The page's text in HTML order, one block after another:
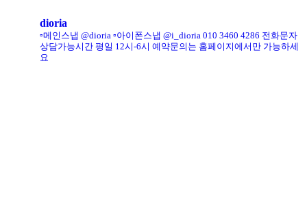
dioria
▫️메인스냅 @dioria ▫️아이폰스냅 @i_dioria 010 3460 4286 전화문자
상담가능시간 평일 12시-6시 예약문의는 홈페이지에서만 가능하세
요